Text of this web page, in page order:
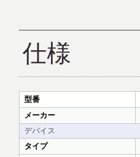
仕様
型番
メーカー
デバイス
タイプ